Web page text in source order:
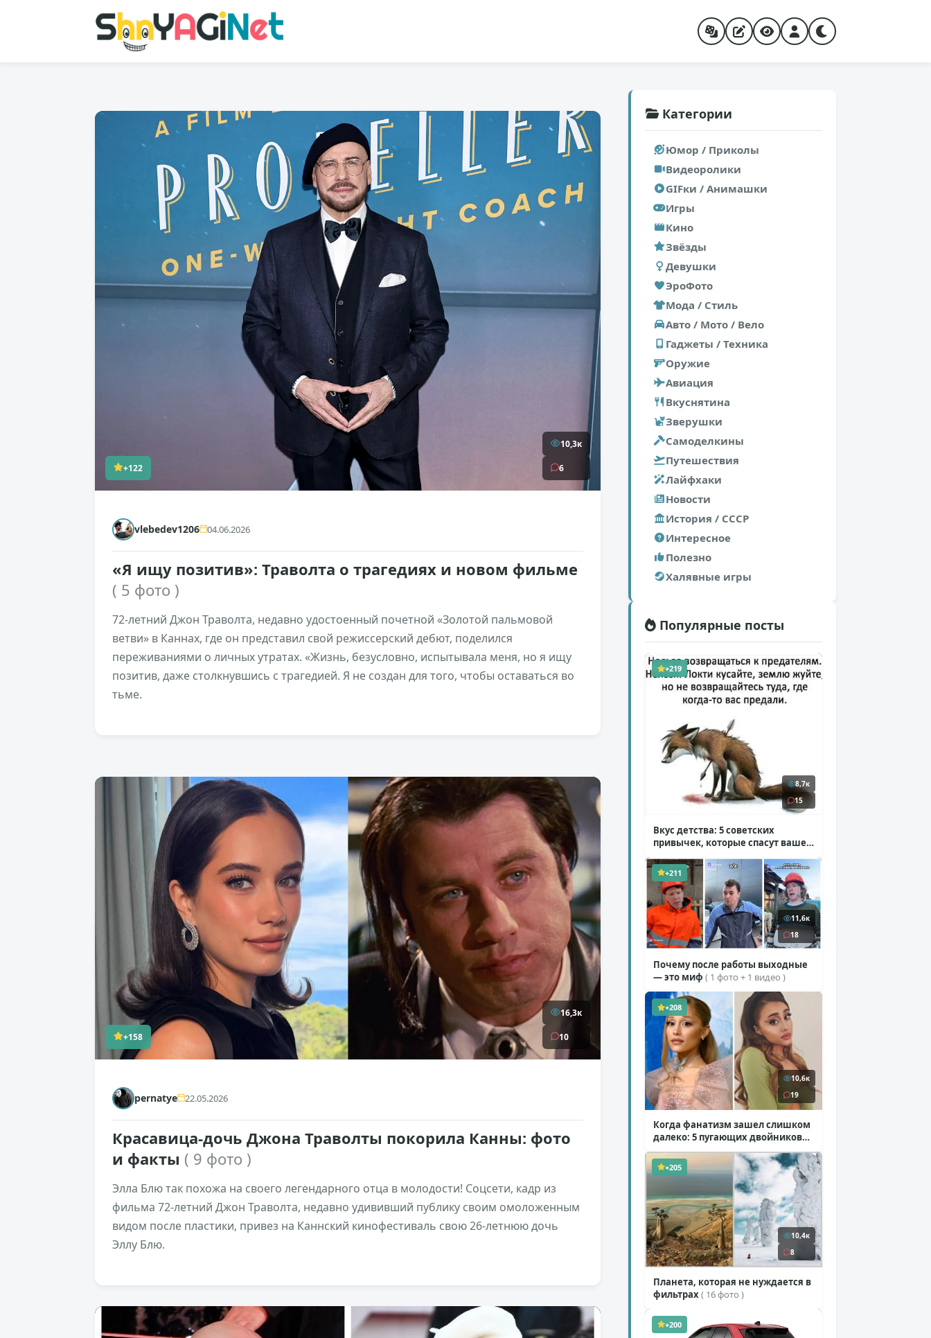
+122
10,3к
6
vlebedev1206 04.06.2026
«Я ищу позитив»: Траволта о трагедиях и новом фильме
( 5 фото )
72-летний Джон Траволта, недавно удостоенный почетной «Золотой пальмовой
ветви» в Каннах, где он представил свой режиссерский дебют, поделился
переживаниями о личных утратах. «Жизнь, безусловно, испытывала меня, но я ищу
позитив, даже столкнувшись с трагедией. Я не создан для того, чтобы оставаться во
тьме.
+158
16,3к
10
pernatye 22.05.2026
Красавица-дочь Джона Траволты покорила Канны: фото
и факты ( 9 фото )
Элла Блю так похожа на своего легендарного отца в молодости! Соцсети, кадр из
фильма 72-летний Джон Траволта, недавно удививший публику своим омоложенным
видом после пластики, привез на Каннский кинофестиваль свою 26-летнюю дочь
Эллу Блю.
Категории
Юмор / Приколы
Видеоролики
GIFки / Анимашки
Игры
Кино
Звёзды
Девушки
ЭроФото
Мода / Стиль
Авто / Мото / Вело
Гаджеты / Техника
Оружие
Авиация
Вкуснятина
Зверушки
Самоделкины
Путешествия
Лайфхаки
Новости
История / СССР
Интересное
Полезно
Халявные игры
Популярные посты
+219
8,7к
15
Вкус детства: 5 советских
привычек, которые спасут ваше
+211
11,6к
18
Почему после работы выходные
— это миф ( 1 фото + 1 видео )
+208
10,6к
19
Когда фанатизм зашел слишком
далеко: 5 пугающих двойников
звезд( 10 фото )
+205
10,4к
8
Планета, которая не нуждается в
фильтрах( 16 фото )
+200